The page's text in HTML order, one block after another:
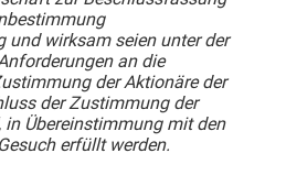
und wirksam seien unter der
an die
der Aktionäre der
der Zustimmung der
in Übereinstimmung mit den
erfüllt werden.